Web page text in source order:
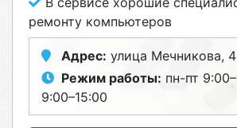
ремонту компьютеров
Адрес: улица Мечникова,
Режим работы: пн-пт
9:00–15:00